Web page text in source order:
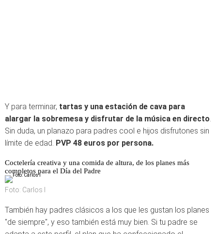
Y para terminar, tartas y una estación de cava para
alargar la sobremesa y disfrutar de la música en directo.
Sin duda, un planazo para padres cool e hijos disfrutones sin
límite de edad. PVP 48 euros por persona.
Coctelería creativa y una comida de altura, de los planes más
completos para el Día del Padre
Foto: Carlos I
También hay padres clásicos a los que les gustan los planes
"de siempre", y eso también está muy bien. Si tu padre se